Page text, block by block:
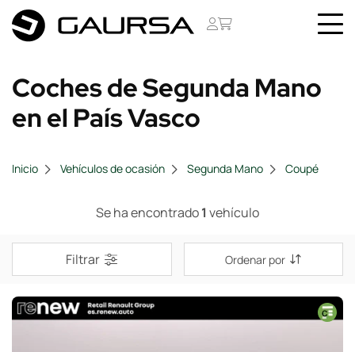
Coches de Segunda Mano
en el País Vasco
Inicio Vehículos de ocasión Segunda Mano Coupé
Se ha encontrado1 vehículo
Filtrar Ordenar por